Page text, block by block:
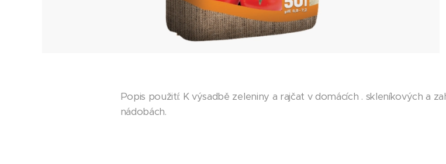
Popis použití: K výsadbě zeleniny a rajčat v domácích . skleníkových a
nádobách.